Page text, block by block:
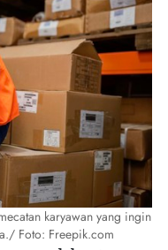
karyawan yang ingin
Foto: Freepik.com